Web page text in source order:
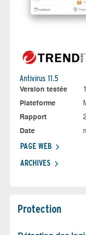
Antivirus 11.5
Version testée
Plateforme
Rapport
Date
PAGE WEB
ARCHIVES
Protection